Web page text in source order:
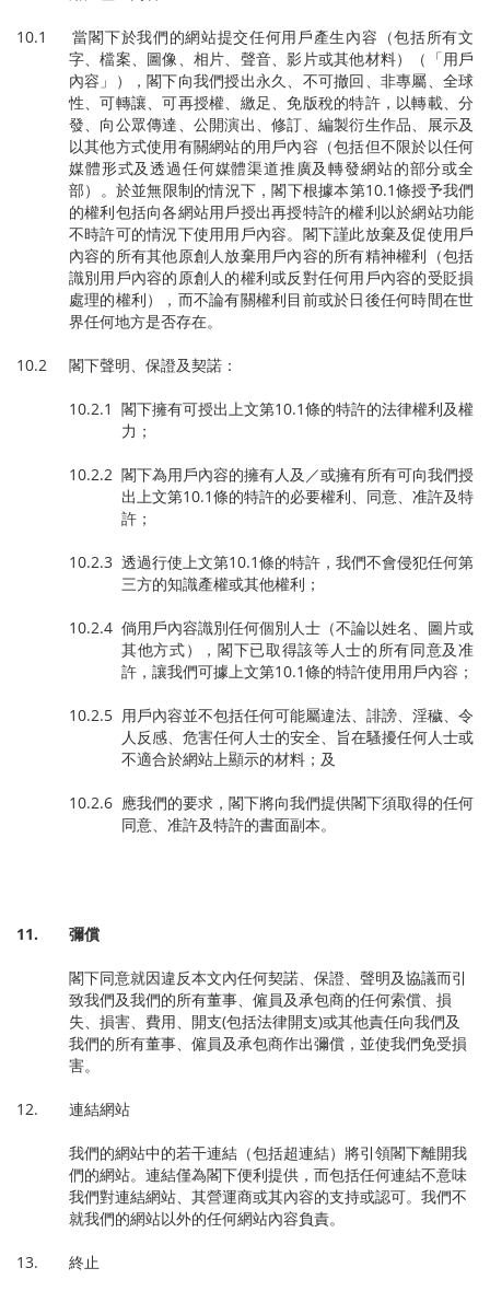
10.1 當閣下於我們的網站提交任何用戶產生內容（包括所有文
字、檔案、圖像、相片、聲音、影片或其他材料）（「用戶
內容」），閣下向我們授出永久、不可撤回、非專屬、全球
性、可轉讓、可再授權、繳足、免版稅的特許，以轉載、分
發、向公眾傳達、公開演出、修訂、編製衍生作品、展示及
以其他方式使用有關網站的用戶內容（包括但不限於以任何
媒體形式及透過任何媒體渠道推廣及轉發網站的部分或全
部）。於並無限制的情況下，閣下根據本第10.1條授予我們
的權利包括向各網站用戶授出再授特許的權利以於網站功能
不時許可的情況下使用用戶內容。閣下謹此放棄及促使用戶
內容的所有其他原創人放棄用戶內容的所有精神權利（包括
識別用戶內容的原創人的權利或反對任何用戶內容的受貶損
處理的權利），而不論有關權利目前或於日後任何時間在世
界任何地方是否存在。
10.2 閣下聲明、保證及契諾：
10.2.1 閣下擁有可授出上文第10.1條的特許的法律權利及權
力；
10.2.2 閣下為用戶內容的擁有人及／或擁有所有可向我們授
出上文第10.1條的特許的必要權利、同意、准許及特
許；
10.2.3 透過行使上文第10.1條的特許，我們不會侵犯任何第
三方的知識產權或其他權利；
10.2.4 倘用戶內容識別任何個別人士（不論以姓名、圖片或
其他方式），閣下已取得該等人士的所有同意及准
許，讓我們可據上文第10.1條的特許使用用戶內容；
10.2.5 用戶內容並不包括任何可能屬違法、誹謗、淫穢、令
人反感、危害任何人士的安全、旨在騷擾任何人士或
不適合於網站上顯示的材料；及
10.2.6 應我們的要求，閣下將向我們提供閣下須取得的任何
同意、准許及特許的書面副本。
11. 彌償
閣下同意就因違反本文內任何契諾、保證、聲明及協議而引
致我們及我們的所有董事、僱員及承包商的任何索償、損
失、損害、費用、開支(包括法律開支)或其他責任向我們及
我們的所有董事、僱員及承包商作出彌償，並使我們免受損
害。
12. 連結網站
我們的網站中的若干連結（包括超連結）將引領閣下離開我
們的網站。連結僅為閣下便利提供，而包括任何連結不意味
我們對連結網站、其營運商或其內容的支持或認可。我們不
就我們的網站以外的任何網站內容負責。
13. 終止